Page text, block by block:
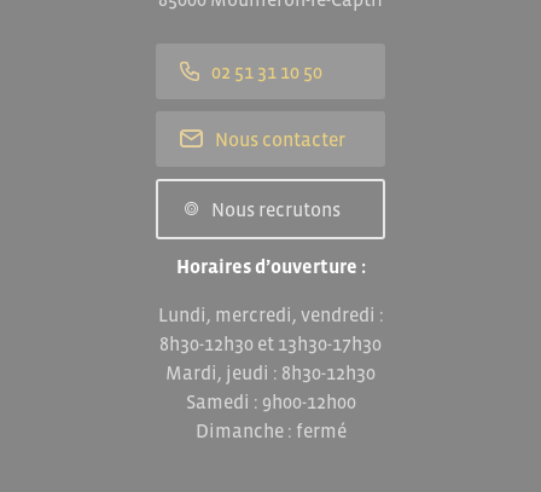
02 51 31 10 50
Nous contacter
Nous recrutons
Horaires d’ouverture :
Lundi, mercredi, vendredi :
8h30-12h30 et 13h30-17h30
Mardi, jeudi : 8h30-12h30
Samedi : 9h00-12h00
Dimanche : fermé